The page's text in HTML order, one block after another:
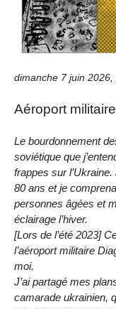
dimanche 7 juin 2026,
Aéroport militaire
Le bourdonnement
soviétique que
frappes sur
80 ans et je
personnes âgées et
éclairage l’hiver.
[Lors de l’été 2023]
l’aéroport militaire
moi.
J’ai partagé mes
camarade ukrainien,